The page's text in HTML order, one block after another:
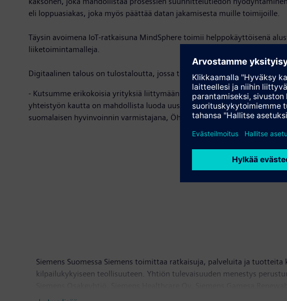
eli loppuasiakas, joka myös päättää datan jakamisesta muille toimijoille.
Täysin avoimena IoT-ratkaisuna MindSphere toimii helppokäyttöisenä
liiketoimintamalleja.
Digitaalinen talous on tulostaloutta, jossa tuotteiden ja palvelujen
- Kutsumme erikokoisia yrityksiä liittymään Digital Fiber -ekosysteemiin
yhteistyön kautta on mahdollista luoda uusia työpaikkoja
suomalaisen hyvinvoinnin varmistajana, Öhman toteaa.​
Siemens Suomessa Siemens toimittaa ratkaisuja, palveluita ja
kilpailukykyiseen teollisuuteen. Yhtiön tulevaisuuden menestys
Siemens Financial Services, sivuliike Suomessa. Siemens